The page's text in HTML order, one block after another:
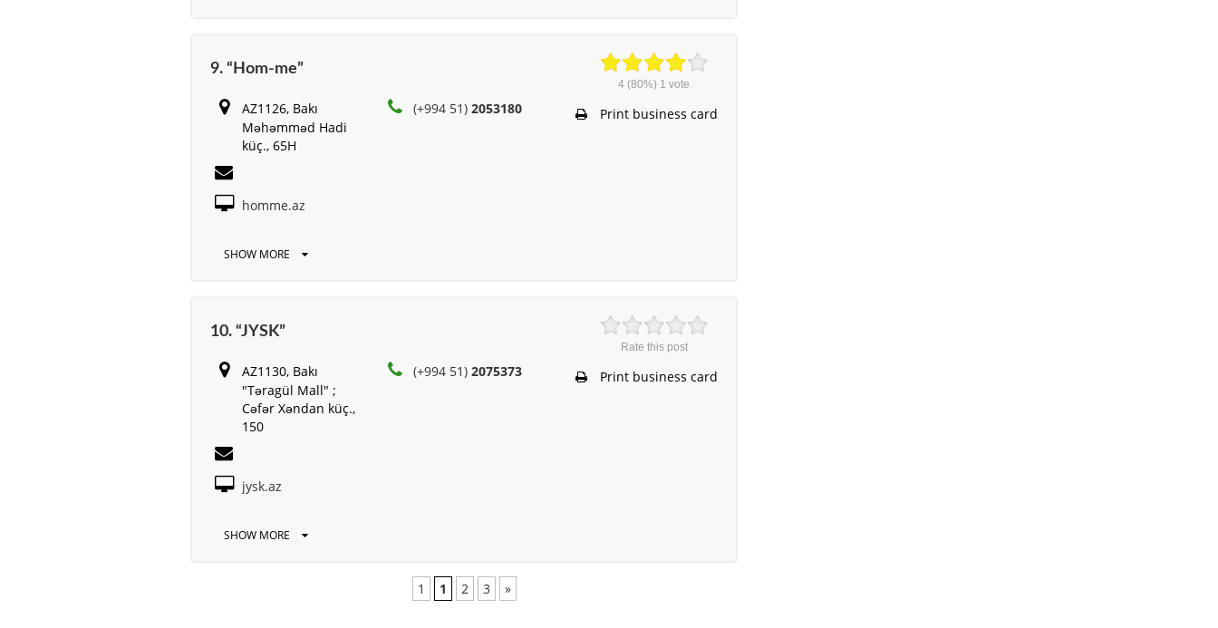
9. “Hom-me”
AZ1126, Bakı
Məhəmməd Hadi
küç., 65H
(+994 51)2053180
homme.az
SHOW MORE
4 (80%) 1 vote
Print business card
10. “JYSK”
AZ1130, Bakı
"Təragül Mall" ;
Cəfər Xəndan küç.,
150
(+994 51)2075373
jysk.az
SHOW MORE
Rate this post
Print business card
1 1 2 3 »